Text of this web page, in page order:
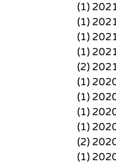
(1)
(1)
(1)
(1)
(2)
(1)
(1)
(1)
(1)
(2)
(1)